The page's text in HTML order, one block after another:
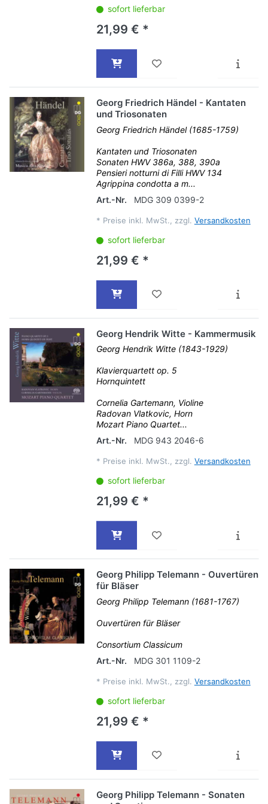
sofort lieferbar
21,99 € *
Georg Friedrich Händel - Kantaten
und Triosonaten
Georg Friedrich Händel (1685-1759)
Kantaten und Triosonaten
Sonaten HWV 386a, 388, 390a
Pensieri notturni di Filli HWV 134
Agrippina condotta a m...
Art.-Nr.
MDG 309 0399-2
* Preise inkl. MwSt., zzgl. Versandkosten
sofort lieferbar
21,99 € *
Georg Hendrik Witte - Kammermusik
Georg Hendrik Witte (1843-1929)
Klavierquartett op. 5
Hornquintett
Cornelia Gartemann, Violine
Radovan Vlatkovic, Horn
Mozart Piano Quartet...
Art.-Nr.
MDG 943 2046-6
* Preise inkl. MwSt., zzgl. Versandkosten
sofort lieferbar
21,99 € *
Georg Philipp Telemann - Ouvertüren
für Bläser
Georg Philipp Telemann (1681-1767)
Ouvertüren für Bläser
Consortium Classicum
Art.-Nr.
MDG 301 1109-2
* Preise inkl. MwSt., zzgl. Versandkosten
sofort lieferbar
21,99 € *
Georg Philipp Telemann - Sonaten